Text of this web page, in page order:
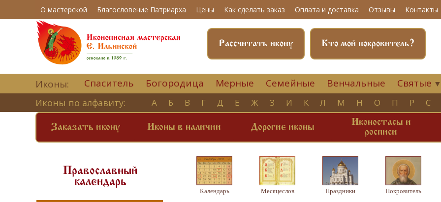
О мастерской Благословение Патриарха Цены Как сделать заказ Оплата и доставка Отзывы Контакты
Кто мой покровитель?
Рассчитать икону
Иконы: Спаситель Богородица Мерные Семейные Венчальные Святые ▼
Иконы по алфавиту: А Б В Г Д Е Ж З И К Л М Н О П Р С
Заказать икону Иконы в наличии Дорогие иконы
Иконостасы и
росписи
Православный
календарь
Календарь Месяцеслов Праздники Покровитель